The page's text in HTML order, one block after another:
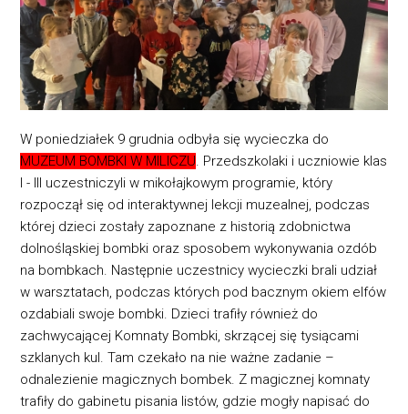
W poniedziałek 9 grudnia odbyła się wycieczka do
MUZEUM BOMBKI W MILICZU. Przedszkolaki i uczniowie klas
I - III uczestniczyli w mikołajkowym programie, który
rozpoczął się od interaktywnej lekcji muzealnej, podczas
której dzieci zostały zapoznane z historią zdobnictwa
dolnośląskiej bombki oraz sposobem wykonywania ozdób
na bombkach. Następnie uczestnicy wycieczki brali udział
w warsztatach, podczas których pod bacznym okiem elfów
ozdabiali swoje bombki. Dzieci trafiły również do
zachwycającej Komnaty Bombki, skrzącej się tysiącami
szklanych kul. Tam czekało na nie ważne zadanie –
odnalezienie magicznych bombek. Z magicznej komnaty
trafiły do gabinetu pisania listów, gdzie mogły napisać do